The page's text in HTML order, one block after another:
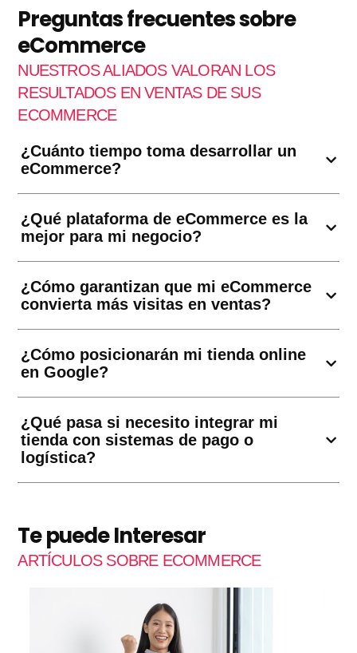
Preguntas frecuentes sobre
eCommerce
NUESTROS ALIADOS VALORAN LOS
RESULTADOS EN VENTAS DE SUS
ECOMMERCE
¿Cuánto tiempo toma desarrollar un
eCommerce?
¿Qué plataforma de eCommerce es la
mejor para mi negocio?
¿Cómo garantizan que mi eCommerce
convierta más visitas en ventas?
¿Cómo posicionarán mi tienda online
en Google?
¿Qué pasa si necesito integrar mi
tienda con sistemas de pago o
logística?
Te puede Interesar
ARTÍCULOS SOBRE ECOMMERCE